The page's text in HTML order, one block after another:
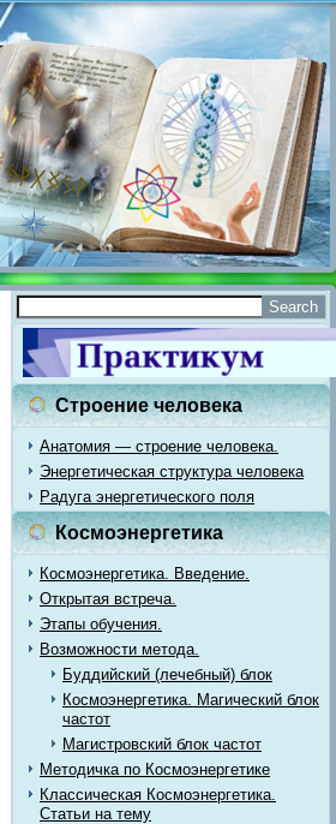
Строение человека
Анатомия — строение человека.
Энергетическая структура человека
Радуга энергетического поля
Космоэнергетика
Космоэнергетика. Введение.
Открытая встреча.
Этапы обучения.
Возможности метода.
Буддийский (лечебный) блок
Космоэнергетика. Магический блок
частот
Магистровский блок частот
Методичка по Космоэнергетике
Классическая Космоэнергетика.
Статьи на тему